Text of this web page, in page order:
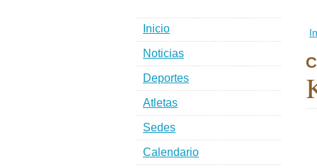
Inicio
Noticias
Deportes
Atletas
Sedes
Calendario